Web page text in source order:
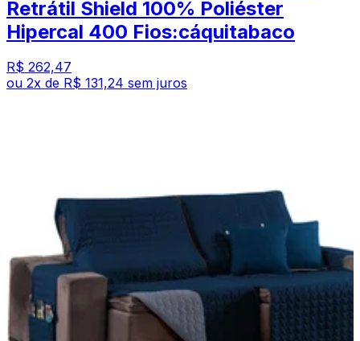
Retrátil Shield 100% Poliéster
Hipercal 400 Fios:cáquitabaco
R$ 262,47
ou 2x de R$ 131,24 sem juros